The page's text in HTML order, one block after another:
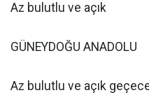
Az bulutlu ve açık
GÜNEYDOĞU ANADOLU
Az bulutlu ve açık